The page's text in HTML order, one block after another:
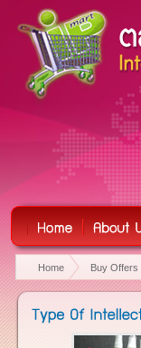
Home Buy Offers